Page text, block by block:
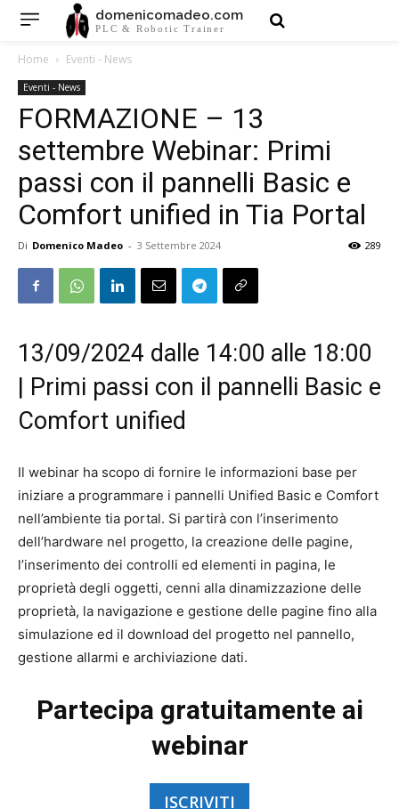
domenicomadeo.com
PLC & Robotic Trainer
Home Eventi - News
Eventi - News
FORMAZIONE – 13
settembre Webinar: Primi
passi con il pannelli Basic e
Comfort unified in Tia Portal
Di Domenico Madeo - 3 Settembre 2024 289
13/09/2024 dalle 14:00 alle 18:00
| Primi passi con il pannelli Basic e
Comfort unified
Il webinar ha scopo di fornire le informazioni base per
iniziare a programmare i pannelli Unified Basic e Comfort
nell’ambiente tia portal. Si partirà con l’inserimento
dell’hardware nel progetto, la creazione delle pagine,
l’inserimento dei controlli ed elementi in pagina, le
proprietà degli oggetti, cenni alla dinamizzazione delle
proprietà, la navigazione e gestione delle pagine fino alla
simulazione ed il download del progetto nel pannello,
gestione allarmi e archiviazione dati.
Partecipa gratuitamente ai
webinar
ISCRIVITI